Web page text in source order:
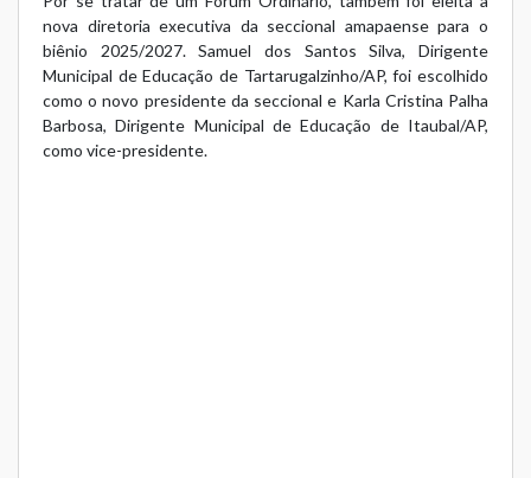
nova diretoria executiva da seccional amapaense para o
biênio 2025/2027. Samuel dos Santos Silva, Dirigente
Municipal de Educação de Tartarugalzinho/AP, foi escolhido
como o novo presidente da seccional e Karla Cristina Palha
Barbosa, Dirigente Municipal de Educação de Itaubal/AP,
como vice-presidente.